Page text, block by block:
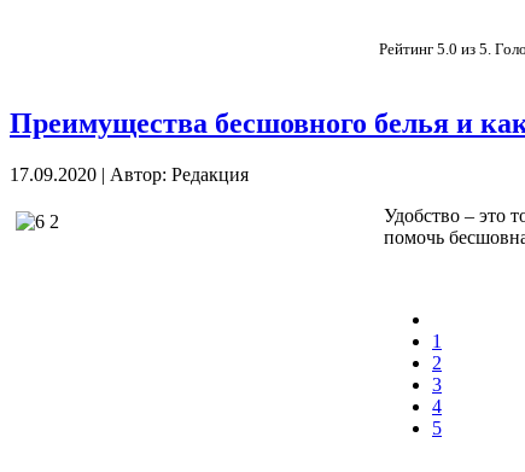
Рейтинг 5.0 из 5.
Преимущества бесшовного белья и
17.09.2020 | Автор: Редакция
Удобство – это
помочь
1
2
3
4
5